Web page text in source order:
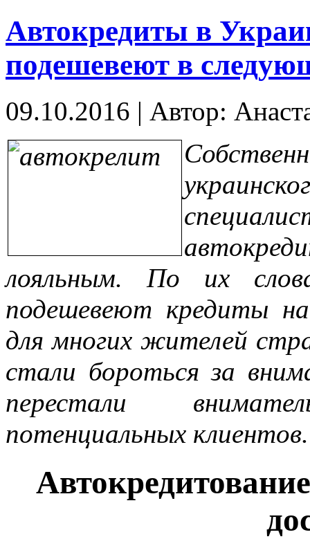
Автокредиты в
подешевеют в
09.10.2016 | Автор:
лояльным. По их
подешевеют кредиты
для многих жителей
стали бороться за
перестали
потенциальных